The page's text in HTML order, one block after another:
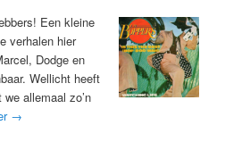
Een kleine
verhalen hier
Dodge en
Wellicht heeft
allemaal zo’n
→